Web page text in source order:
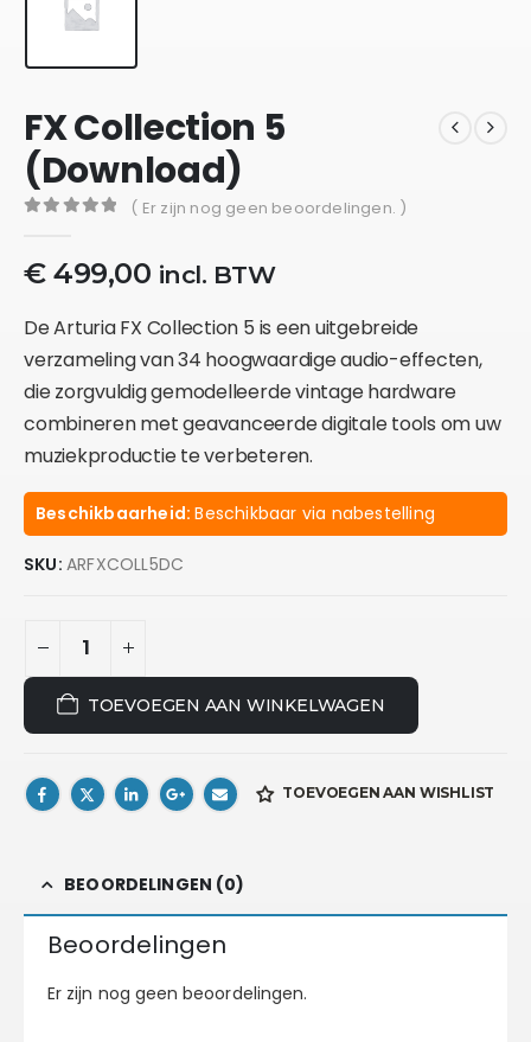
FX Collection 5
(Download)
( Er zijn nog geen beoordelingen. )
€499,00 incl. BTW
De Arturia FX Collection 5 is een uitgebreide
verzameling van 34 hoogwaardige audio-effecten,
die zorgvuldig gemodelleerde vintage hardware
combineren met geavanceerde digitale tools om uw
muziekproductie te verbeteren.
Beschikbaarheid:Beschikbaar via nabestelling
SKU: ARFXCOLL5DC
TOEVOEGEN AAN WINKELWAGEN
TOEVOEGEN AAN WISHLIST
BEOORDELINGEN (0)
Beoordelingen
Er zijn nog geen beoordelingen.